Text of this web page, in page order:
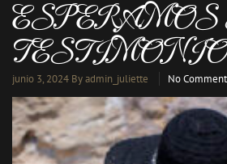
ESPERAMOS
TESTIMONIO
junio 3, 2024 By admin_juliette No